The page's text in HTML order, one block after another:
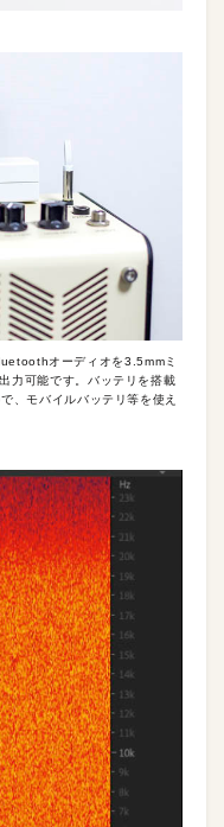
オーディオを3.5mmミ
力可能です。バッテリを搭載
、モバイルバッテリ等を使え